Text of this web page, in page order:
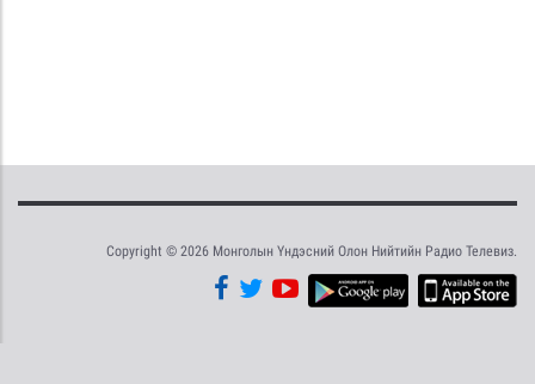
Copyright © 2026 Монголын Үндэсний Олон Нийтийн Радио Телевиз.